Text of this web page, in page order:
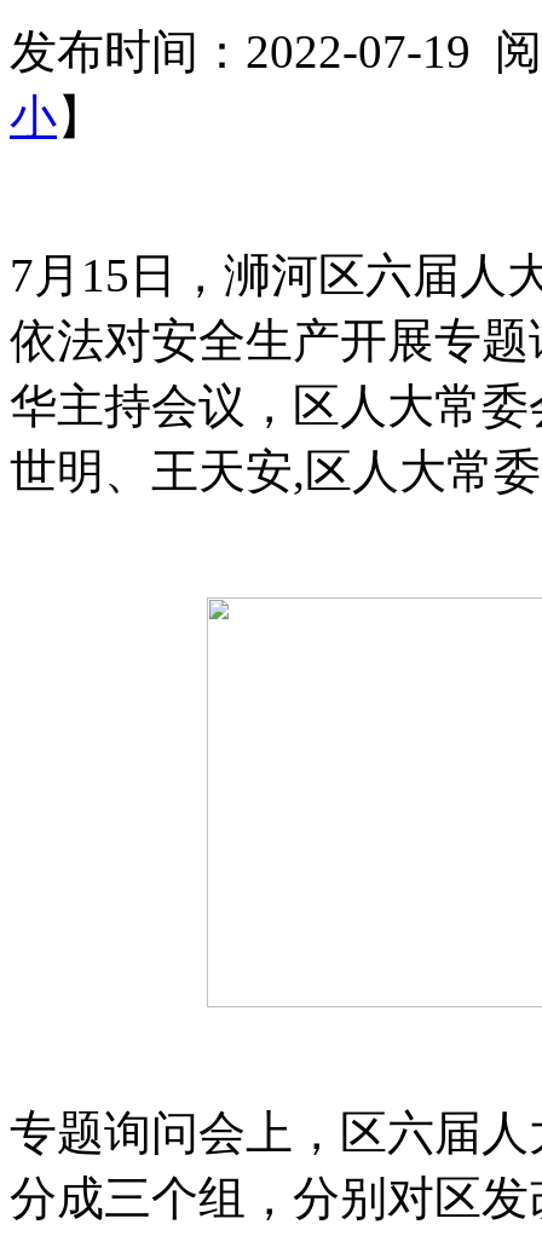
发布时间：2022-07-19
小】
7月15日， 浉河区六届人
依法对安全生产开展专
华主持会议， 区人大常
世明、王天安,区人大常
专题询问会上，区六届
分成三个组，分别对区